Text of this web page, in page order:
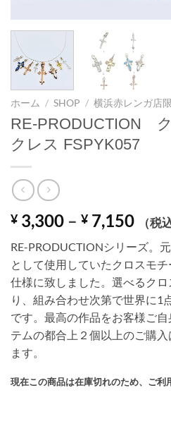
ホーム / SHOP / 横浜赤レンガ店
RE-PRODUCTION
クレス FSPYK057
¥ 3,300 – ¥ 7,150価
格
帯:
¥
–
¥
（税
RE-PRODUCTIONシリーズ。
として使用していたクロスモ
仕様に致しました。選べるク
り、組み合わせ次第で世界に1
です。最高の作品をお客様ご
テムの都合上２個以上のご購
ます。
現在この商品は在庫切れのため、ご利